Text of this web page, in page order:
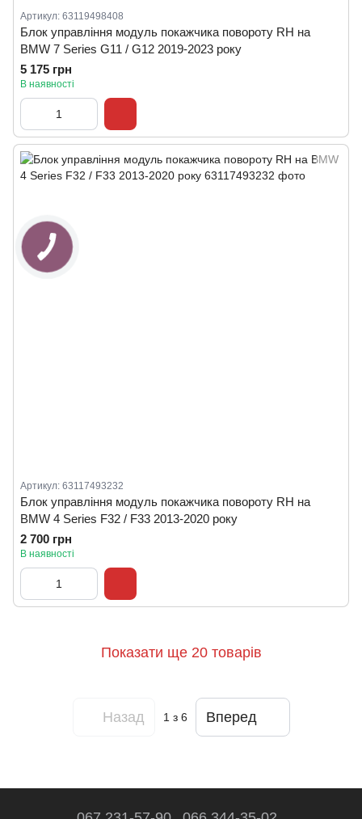
Артикул: 63119498408
Блок управління модуль покажчика повороту RH на
BMW 7 Series G11 / G12 2019-2023 року
5 175 грн
В наявності
Артикул: 63117493232
Блок управління модуль покажчика повороту RH на
BMW 4 Series F32 / F33 2013-2020 року
2 700 грн
В наявності
Показати ще 20 товарів
Назад 1 з 6 Вперед